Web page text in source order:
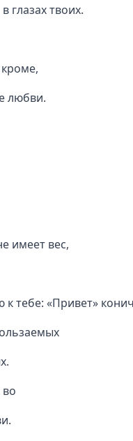
глазах твоих.
любви.
имеет вес,
тебе: «Привет»